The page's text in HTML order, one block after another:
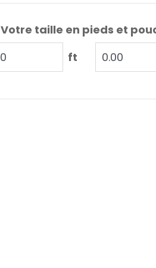
Votre taille en pieds et
ft